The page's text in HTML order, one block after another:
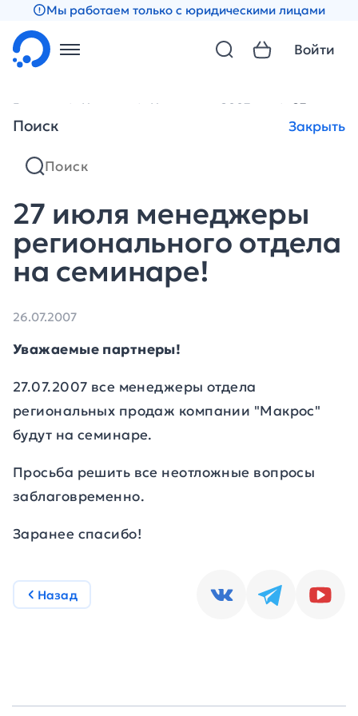
Мы работаем только с юридическими лицами
Поиск Закрыть
Войти
Главная Новости Новости за 2007 год 27 июля
27 июля менеджеры
регионального отдела
на семинаре!
26.07.2007
Уважаемые партнеры!
27.07.2007 все менеджеры отдела
региональных продаж компании "Макрос"
будут на семинаре.
Просьба решить все неотложные вопросы
заблаговременно.
Заранее спасибо!
Назад